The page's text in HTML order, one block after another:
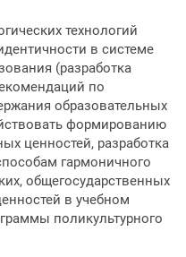
технологий
в системе
(разработка
по
образовательных
формированию
ценностей, разработка
гармоничного
общегосударственных
в учебном
поликультурного